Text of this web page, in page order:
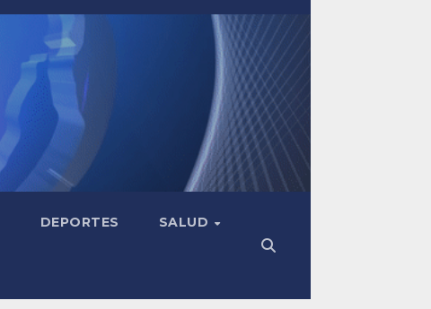
DEPORTES SALUD